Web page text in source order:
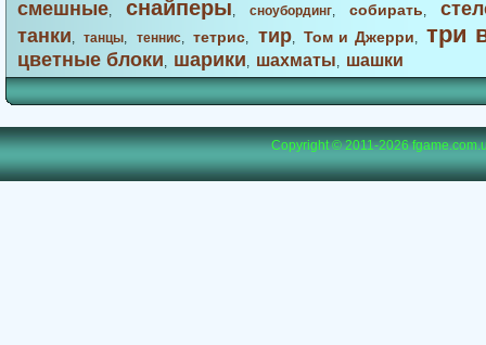
смешные, снайперы, сноубординг, собирать,
танки,танцы, теннис,тетрис, тир,Том и Джерри, три
цветные блоки, шарики, шахматы, шашки
Copyright © 2011-2026